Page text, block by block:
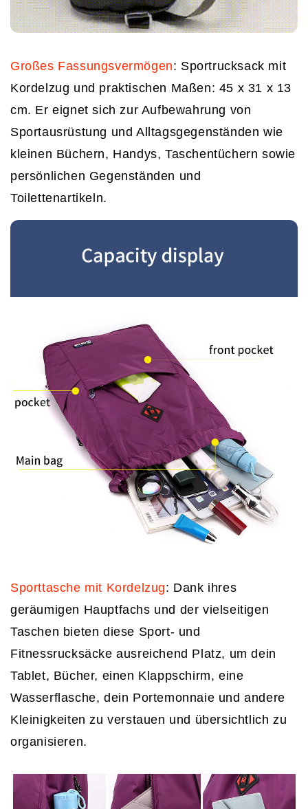
Großes Fassungsvermögen: Sportrucksack mit
Kordelzug und praktischen Maßen: 45 x 31 x 13
cm. Er eignet sich zur Aufbewahrung von
Sportausrüstung und Alltagsgegenständen wie
kleinen Büchern, Handys, Taschentüchern sowie
persönlichen Gegenständen und
Toilettenartikeln.
Sporttasche mit Kordelzug: Dank ihres
geräumigen Hauptfachs und der vielseitigen
Taschen bieten diese Sport- und
Fitnessrucksäcke ausreichend Platz, um dein
Tablet, Bücher, einen Klappschirm, eine
Wasserflasche, dein Portemonnaie und andere
Kleinigkeiten zu verstauen und übersichtlich zu
organisieren.